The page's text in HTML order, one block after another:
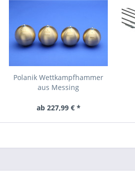
Polanik Wettkampfhammer
aus Messing
ab 227,99 € *